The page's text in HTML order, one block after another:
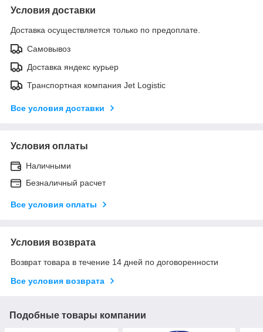
Условия доставки
Доставка осуществляется только по предоплате.
Самовывоз
Доставка яндекс курьер
Транспортная компания Jet Logistic
Все условия доставки
Условия оплаты
Наличными
Безналичный расчет
Все условия оплаты
Условия возврата
Возврат товара в течение 14 дней по договоренности
Все условия возврата
Подобные товары компании